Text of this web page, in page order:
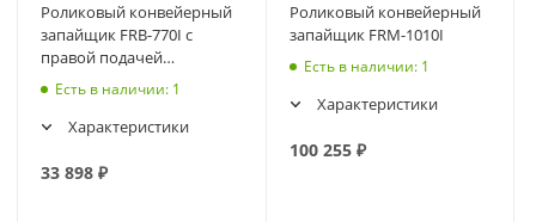
Роликовый конвейерный
запайщик FRB-770I с
правой подачей
(горизонт., счетчик
Есть в наличии: 1
Характеристики
33 898 ₽
Роликовый конвейерный
запайщик FRM-1010I
Есть в наличии: 1
Характеристики
100 255₽